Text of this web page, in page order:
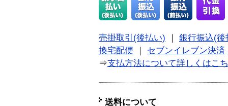
売掛取引(後払い)
銀行振込(後
換宅配便
セブンイレブン決済
⇒支払方法について詳しくはこ
送料について